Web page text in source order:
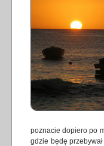
poznacie dopiero po
gdzie będę